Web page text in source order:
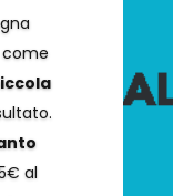
al